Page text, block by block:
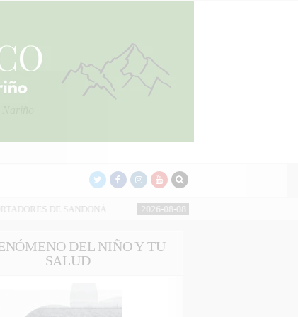
2026-08-08 ENTREGAN 230 METROS DE PLACA HUELLA
DEL NIÑO Y TU
SALUD